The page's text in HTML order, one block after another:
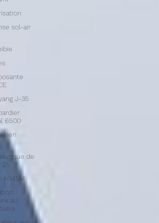
sol-air
J-35
6500
de
25
H145M
au